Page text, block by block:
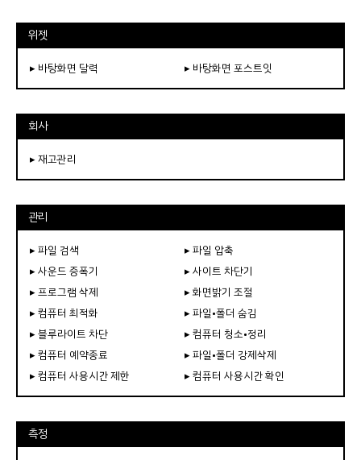
위젯
▸ 바탕화면 달력 ▸ 바탕화면 포스트잇
회사
▸ 재고관리
관리
▸ 파일 검색
▸ 파일 압축
▸ 사운드 증폭기
▸ 사이트 차단기
▸ 프로그램 삭제
▸ 화면밝기 조절
▸ 컴퓨터 최적화
▸ 파일•폴더 숨김
▸ 블루라이트 차단
▸ 컴퓨터 청소•정리
▸ 컴퓨터 예약종료
▸ 파일•폴더 강제삭제
▸ 컴퓨터 사용시간 제한
▸ 컴퓨터 사용시간 확인
측정